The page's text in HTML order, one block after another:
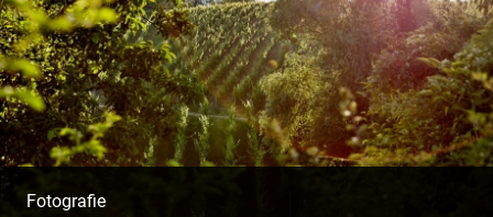
Fotografie